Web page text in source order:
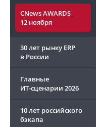
CNews AWARDS
12 ноября
30 лет рынку ERP
в России
Главные
ИТ-сценарии 2026
10 лет российского
бэкапа